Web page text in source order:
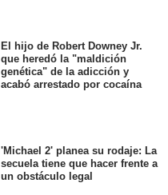
El hijo de Robert Downey Jr.
que heredó la "maldición
genética" de la adicción y
acabó arrestado por cocaína
'Michael 2' planea su rodaje: La
secuela tiene que hacer frente a
un obstáculo legal